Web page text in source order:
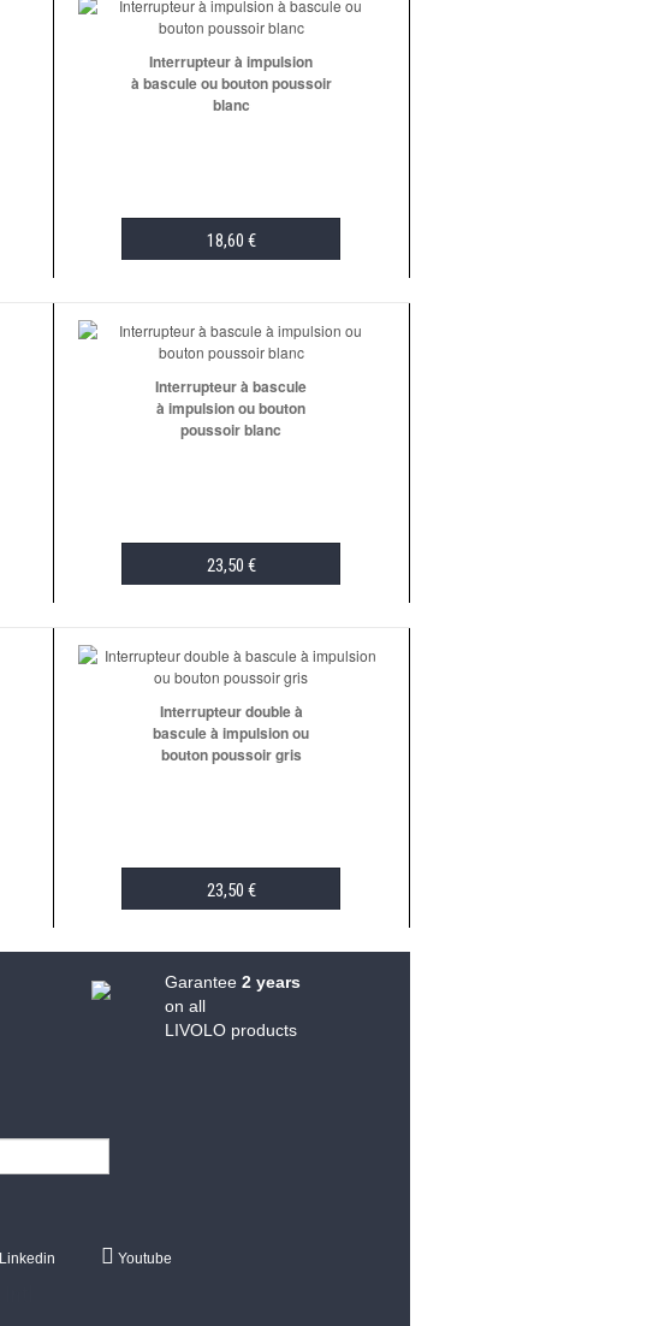
Interrupteur à impulsion
à bascule ou bouton poussoir
blanc
18,60 €
Interrupteur à bascule
à impulsion ou bouton
poussoir blanc
23,50 €
Interrupteur double à
bascule à impulsion ou
bouton poussoir gris
23,50 €
Garantee2 years
on all
LIVOLO products
Linkedin Youtube